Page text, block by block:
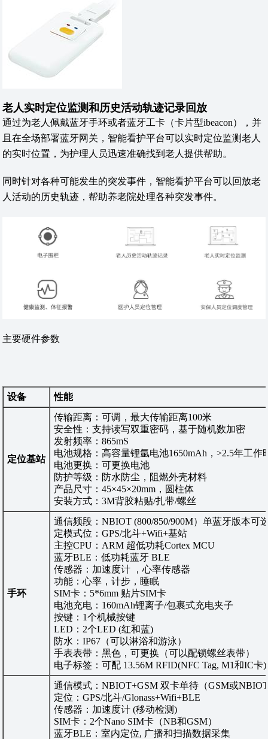
老人实时定位监测和历史活动轨迹记录回放
通过为老人佩戴蓝牙手环或者蓝牙工卡（卡片型ibeacon），并
且在全场部署蓝牙网关，智能看护平台可以实时定位监测老人
的实时位置，为护理人员迅速准确找到老人提供帮助。
同时针对各种可能发生的突发事件，智能看护平台可以回放老
人活动的历史轨迹，帮助养老院处理各种突发事件。
主要硬件参数
设备 性能
定位基站
传输距离：可调，最大传输距离100米
安全性：支持读写双重密码，基于随机数加密
发射频率：865mS
电池规格：高容量锂氩电池1650mAh，>2.5年工作
电池更换：可更换电池
防护等级：防水防尘，阻燃外壳材料
产品尺寸：45×45×20mm，圆柱体
安装方式：3M背胶粘贴/扎带/螺丝
手环
通信频段：NBIOT (800/850/900M）单蓝牙版本可
定模式位：GPS/北斗+Wifi+基站
主控CPU：ARM 超低功耗Cortex MCU
蓝牙BLE：低功耗蓝牙 BLE
传感器：加速度计 ，心率传感器
功能：心率，计步，睡眠
SIM卡：5*6mm 贴片SIM卡
电池充电：160mAh锂离子/包裹式充电夹子
按键：1个机械按键
LED：2个LED (红和蓝)
防水：IP67（可以淋浴和游泳）
手表表带：黑色，可更换（可以配锁螺丝表带）
电子标签：可配 13.56M RFID(NFC Tag, M1和IC卡)
通信模式：NBIOT+GSM 双卡单待（GSM或
定位：GPS/北斗/Glonass+Wifi+BLE
传感器：加速度计 (移动检测)
SIM卡：2个Nano SIM卡（NB和GSM）
蓝牙BLE：室内定位, 广播和扫描数据采集